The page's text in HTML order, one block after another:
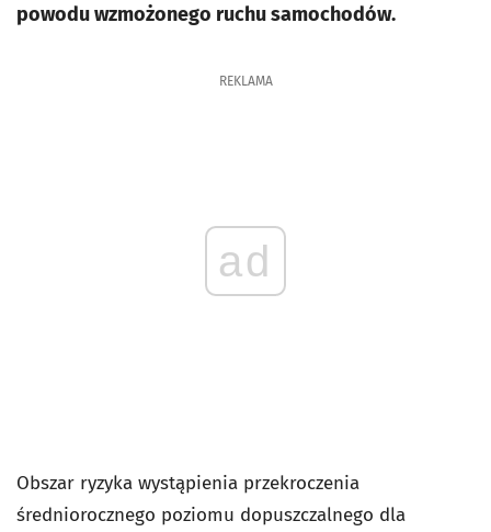
powodu wzmożonego ruchu samochodów.
REKLAMA
ad
Obszar ryzyka wystąpienia przekroczenia
średniorocznego poziomu dopuszczalnego dla